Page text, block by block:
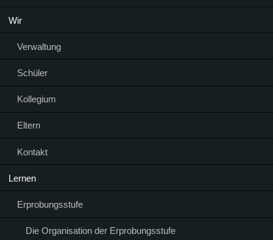
Wir
Verwaltung
Schüler
Kollegium
Eltern
Kontakt
Lernen
Erprobungsstufe
Die Organisation der Erprobungsstufe